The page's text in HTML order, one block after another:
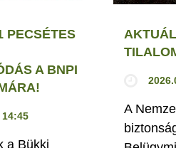
PECSÉTES
A BNPI
14:45
a Bükki
A